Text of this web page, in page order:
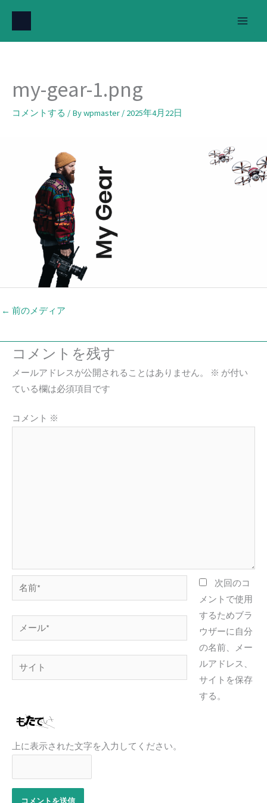
を
my-gear-1.png
コメントする / Bywpmaster / 2025年4月22日
← 前のメディア
コメントを残す
メールアドレスが公開されることはありません。 ※ が付い
ている欄は必須項目です
コメント ※
前
*
ー
ル
イ
次回のコ
メントで使用
するためブラ
ウザーに自分
の名前、メー
ルアドレス、
サイトを保存
する。
上に表示された文字を入力してください。